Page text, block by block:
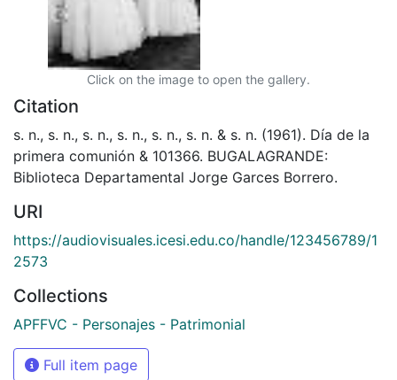
Click on the image to open the gallery.
Citation
s. n., s. n., s. n., s. n., s. n., s. n. & s. n. (1961). Día de la
primera comunión & 101366. BUGALAGRANDE:
Biblioteca Departamental Jorge Garces Borrero.
URI
https://audiovisuales.icesi.edu.co/handle/123456789/1
2573
Collections
APFFVC - Personajes - Patrimonial
Full item page